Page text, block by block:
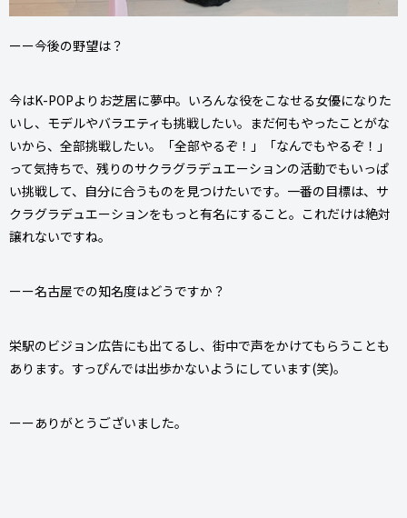
ーー今後の野望は？
今はK-POPよりお芝居に夢中。いろんな役をこなせる女優になりた
いし、モデルやバラエティも挑戦したい。まだ何もやったことがな
いから、全部挑戦したい。「全部やるぞ！」「なんでもやるぞ！」
って気持ちで、残りのサクラグラデュエーションの活動でもいっぱ
い挑戦して、自分に合うものを見つけたいです。一番の目標は、サ
クラグラデュエーションをもっと有名にすること。これだけは絶対
譲れないですね。
ーー名古屋での知名度はどうですか？
栄駅のビジョン広告にも出てるし、街中で声をかけてもらうことも
あります。すっぴんでは出歩かないようにしています(笑)。
ーーありがとうございました。